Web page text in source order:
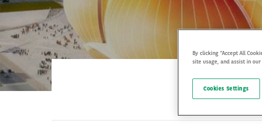
By clicking “Accept All
site usage, and assist in
Cookies Settings